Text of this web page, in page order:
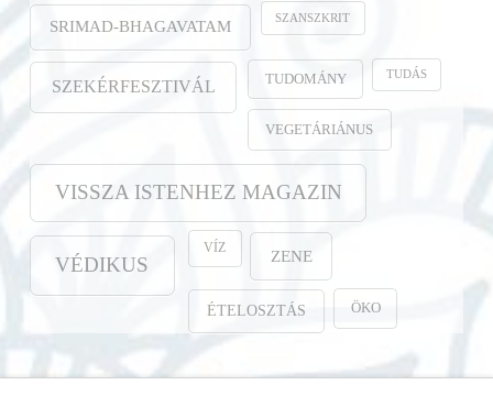
SRIMAD-BHAGAVATAM SZANSZKRIT
SZEKÉRFESZTIVÁL TUDOMÁNY TUDÁS
VEGETÁRIÁNUS
VISSZA ISTENHEZ MAGAZIN
VÉDIKUS
VÍZ ZENE
ÉTELOSZTÁS ÖKO